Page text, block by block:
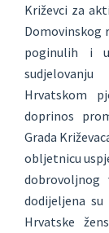
Križevci za
Domovinskog
poginulih i
Hrvatskom
doprinos
Grada
obljetnicu
dobrovoljnog
dodijeljena
Hrvatske